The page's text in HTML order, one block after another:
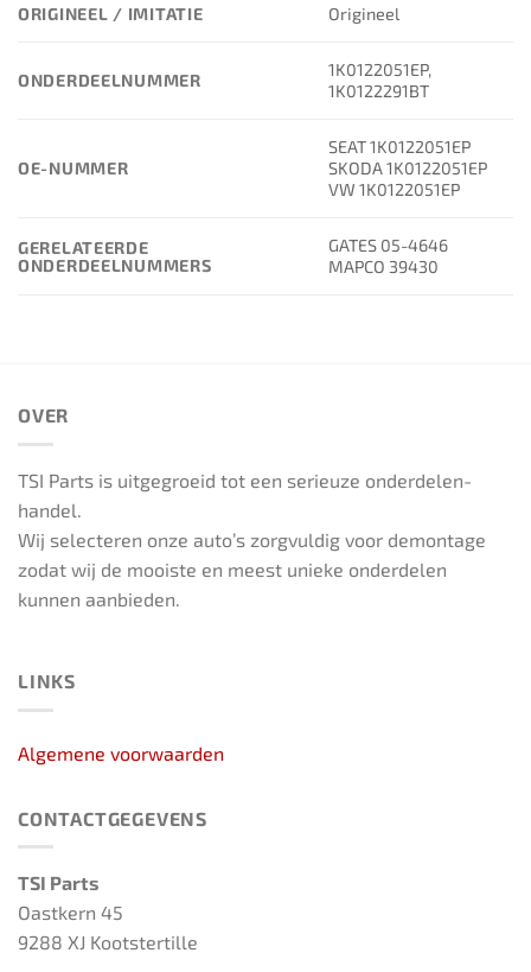
ORIGINEEL / IMITATIE Origineel
ONDERDEELNUMMER
1K0122051EP,
1K0122291BT
OE-NUMMER
SEAT 1K0122051EP
SKODA 1K0122051EP
VW 1K0122051EP
GERELATEERDE
ONDERDEELNUMMERS
GATES 05-4646
MAPCO 39430
OVER
TSI Parts is uitgegroeid tot een serieuze onderdelen-
handel.
Wij selecteren onze auto’s zorgvuldig voor demontage
zodat wij de mooiste en meest unieke onderdelen
kunnen aanbieden.
LINKS
Algemene voorwaarden
CONTACTGEGEVENS
TSI Parts
Oastkern 45
9288 XJ Kootstertille